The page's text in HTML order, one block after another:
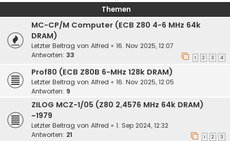
Themen
MC-CP/M Computer (ECB Z80 4-6 MHz 64k
DRAM)
Letzter Beitrag von Alfred « 16. Nov 2025, 12:07
Antworten: 33 1 2 3 4
Prof80 (ECB Z80B 6-MHz 128k DRAM)
Letzter Beitrag von Alfred « 16. Nov 2025, 12:05
Antworten: 9
ZILOG MCZ-1/05 (Z80 2,4576 MHz 64k DRAM)
~1979
Letzter Beitrag von Alfred « 1. Sep 2024, 12:32
Antworten: 21 1 2 3